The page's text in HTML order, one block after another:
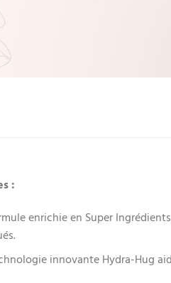
:
enrichie en Super
innovante Hydra-Hug